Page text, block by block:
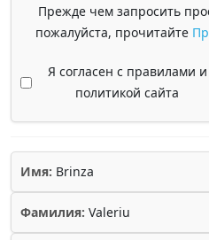
Прежде чем запросить
пожалуйста, прочитайте
Я согласен с правилами и
политикой сайта
Имя: Brinza
Фамилия: Valeriu